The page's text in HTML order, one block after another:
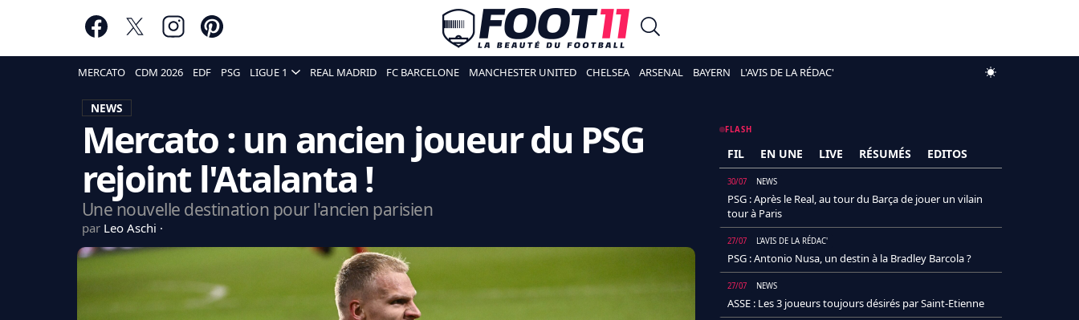
MERCATO CDM 2026 EDF PSG LIGUE 1 REAL MADRID FC BARCELONE MANCHESTER UNITED CHELSEA ARSENAL BAYERN L'AVIS DE LA RÉDAC'
NEWS
Mercato : un ancien joueur du PSG
rejoint l'Atalanta !
Une nouvelle destination pour l'ancien parisien
par Leo Aschi
FLASH
FIL EN UNE LIVE RÉSUMÉS EDITOS
30/07 NEWS
PSG : Après le Real, au tour du Barça de jouer un vilain
tour à Paris
27/07 L'AVIS DE LA RÉDAC'
PSG : Antonio Nusa, un destin à la Bradley Barcola ?
27/07 NEWS
ASSE : Les 3 joueurs toujours désirés par Saint-Etienne